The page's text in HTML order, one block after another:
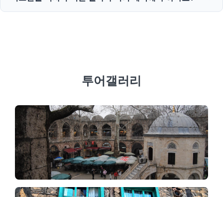
를 제공합니다.
투어갤러리